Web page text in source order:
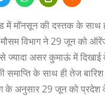
में मॉनसून की दस्तक के साथ
विभाग ने 29 जून को
ज्यादा असर कुमाऊं में दिखाई
समाप्ति के साथ ही तेज
के अनुसार 29 जून को प्रदेश